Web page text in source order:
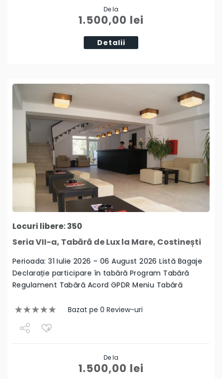
De la
1.500,00 lei
Detalii
Locuri libere: 350
Seria VII-a, Tabără de Lux la Mare, Costinești
Perioada: 31 Iulie 2026 – 06 August 2026 Listă Bagaje
Declarație participare în tabără Program Tabără
Regulament Tabără Acord GPDR Meniu Tabără
Bazat pe 0 Review-uri
De la
1.500,00 lei